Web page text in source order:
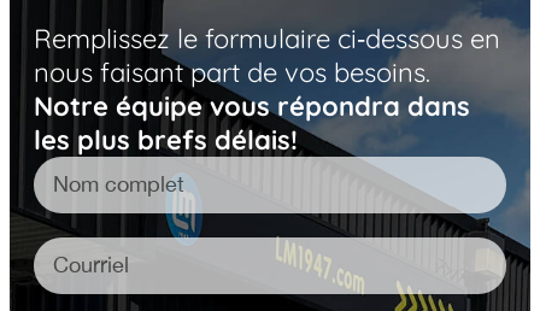
Remplissez le formulaire ci‑dessous en
nous faisant part de vos besoins.
Notre équipe vous répondra dans
les plus brefs délais!